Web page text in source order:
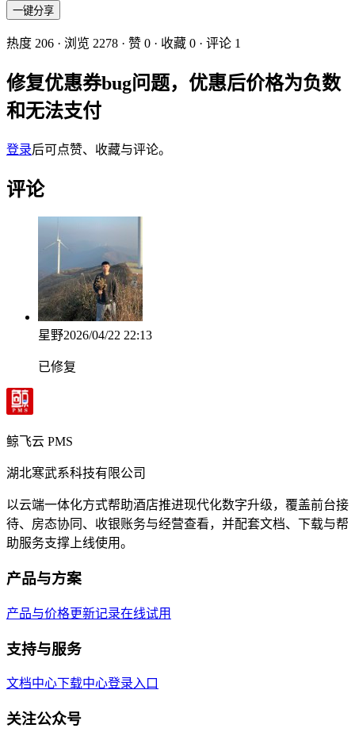
一键分享
热度 206 · 浏览 2278 · 赞 0 · 收藏 0 · 评论 1
修复优惠券bug问题，优惠后价格为负数
和无法支付
登录后可点赞、收藏与评论。
评论
星野2026/04/22 22:13
已修复
鲸飞云 PMS
湖北寒武系科技有限公司
以云端一体化方式帮助酒店推进现代化数字升级，覆盖前台接
待、房态协同、收银账务与经营查看，并配套文档、下载与帮
助服务支撑上线使用。
产品与方案
产品与价格更新记录在线试用
支持与服务
文档中心下载中心登录入口
关注公众号